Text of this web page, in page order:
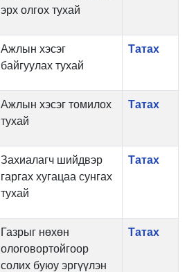
эрх олгох тухай
Ажлын хэсэг
байгуулах тухай
Татах
Ажлын хэсэг томилох
тухай
Татах
Захиалагч шийдвэр
гаргах хугацаа сунгах
тухай
Татах
Газрыг нөхөн
ологовортойгоор
солих буюу эргүүлэн
Татах